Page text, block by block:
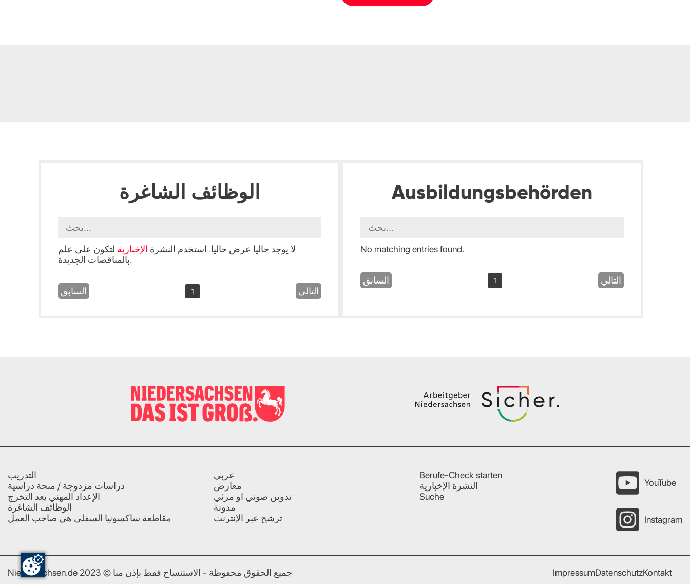
الوظائف الشاغرة
لا يوجد حاليا عرض حاليا. استخدم النشرة الإخبارية لتكون على علم
بالمناقصات الجديدة.
السابق 1 التالي
Ausbildungsbehörden
No matching entries found.
السابق 1 التالي
التدريب
دراسات مزدوجة / منحة دراسية
الإعداد المهني بعد التخرج
الوظائف الشاغرة
مقاطعة ساكسونيا السفلى هي صاحب العمل
عربي
معارض
تدوين صوتي او مرئي
مدونة
ترشح عبر الإنترنت
Berufe-Check starten
النشرة الإخبارية
Suche
YouTube
Instagram
Niedersachsen.de 2023 © جميع الحقوق محفوظة - الاستنساخ فقط بإذن منا ImpressumDatenschutzKontakt